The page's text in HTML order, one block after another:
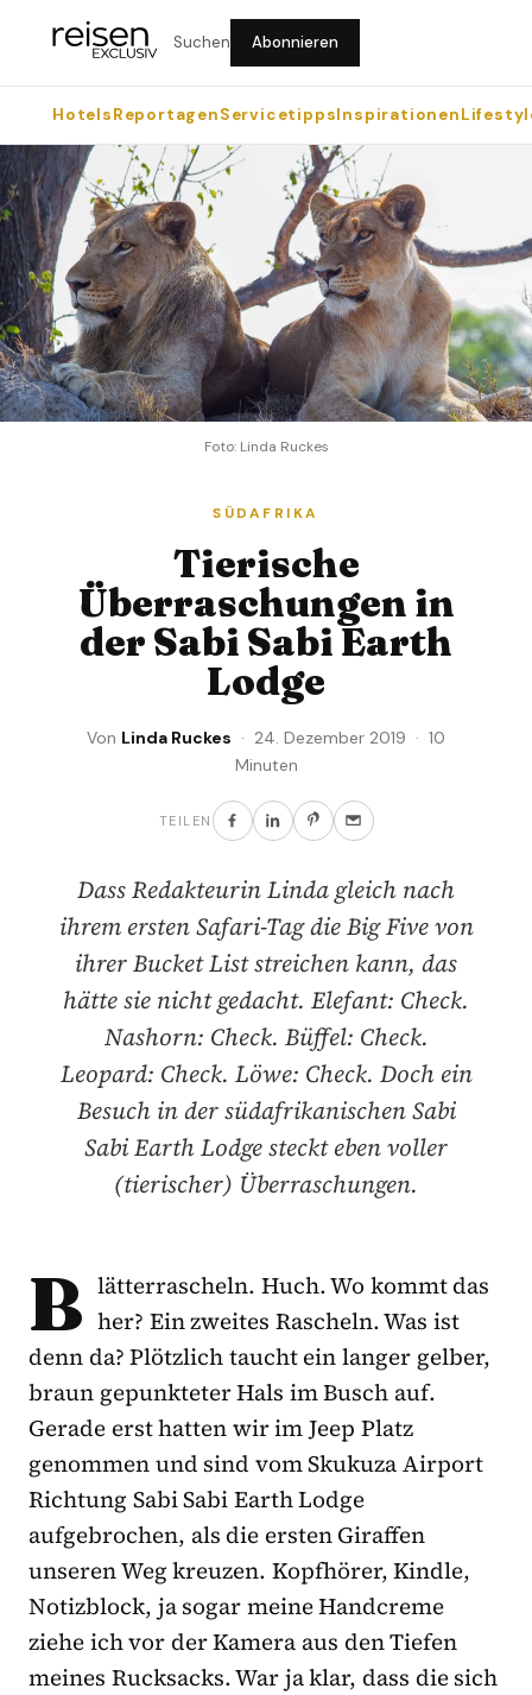
Suchen Abonnieren
HotelsReportagenServicetippsInspirationen
Foto: Linda Ruckes
SÜDAFRIKA
Tierische
Überraschungen in
der Sabi Sabi Earth
Lodge
Von Linda Ruckes · 24. Dezember 2019 · 10
Minuten
TEILEN
Dass Redakteurin Linda gleich nach
ihrem ersten Safari-Tag die Big Five von
ihrer Bucket List streichen kann, das
hätte sie nicht gedacht. Elefant: Check.
Nashorn: Check. Büffel: Check.
Leopard: Check. Löwe: Check. Doch ein
Besuch in der südafrikanischen Sabi
Sabi Earth Lodge steckt eben voller
(tierischer) Überraschungen.
B lätterrascheln. Huch. Wo kommt das
her? Ein zweites Rascheln. Was ist
denn da? Plötzlich taucht ein langer gelber,
braun gepunkteter Hals im Busch auf.
Gerade erst hatten wir im Jeep Platz
genommen und sind vom Skukuza Airport
Richtung Sabi Sabi Earth Lodge
aufgebrochen, als die ersten Giraffen
unseren Weg kreuzen. Kopfhörer, Kindle,
Notizblock, ja sogar meine Handcreme
ziehe ich vor der Kamera aus den Tiefen
meines Rucksacks. War ja klar, dass die sich